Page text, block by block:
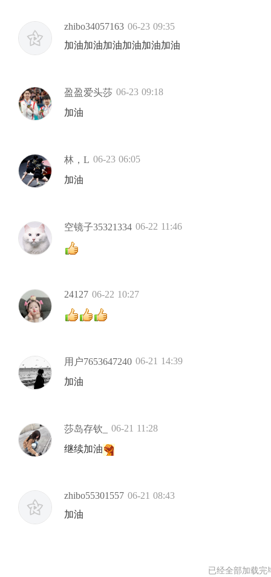
zhibo34057163 06-23 09:35
加油加油加油加油加油加油
盈盈爱头莎 06-23 09:18
加油
林，L 06-23 06:05
加油
空镜子35321334 06-22 11:46
24127 06-22 10:27
用户7653647240 06-21 14:39
加油
莎岛存钦_
06-21 11:28
继续加油
zhibo55301557 06-21 08:43
加油
已经全部加载完